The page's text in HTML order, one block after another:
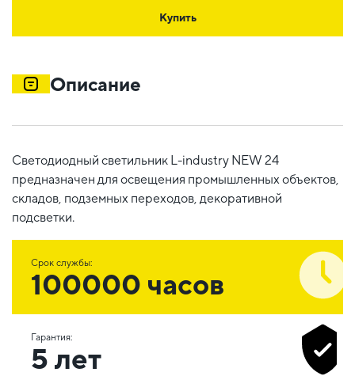
Купить
Описание
Светодиодный светильник L-industry NEW 24
предназначен для освещения промышленных объектов,
складов, подземных переходов, декоративной
подсветки.
Срок службы:
100000 часов
Гарантия:
5 лет